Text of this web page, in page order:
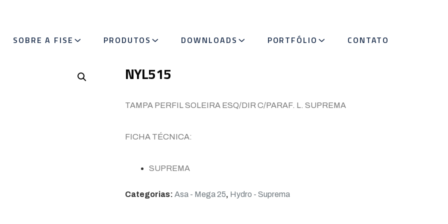
SOBRE A FISE PRODUTOS DOWNLOADS PORTFÓLIO CONTATO
NYL515
TAMPA PERFIL SOLEIRA ESQ/DIR C/PARAF. L. SUPREMA
FICHA TÉCNICA:
SUPREMA
Categorias: Asa - Mega 25, Hydro - Suprema